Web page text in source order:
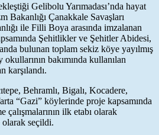
Gelibolu Yarımadası’nda hayat
Bakanlığı Çanakkale Savaşları
ile Filli Boya arasında imzalanan
Şehitlikler ve Şehitler Abidesi,
bulunan toplam sekiz köye yayılmış
bakımında kullanılan
karşılandı.
Behramlı, Bigalı, Kocadere,
“Gazi” köylerinde proje kapsamında
çalışmalarının ilk etabı olarak
seçildi.